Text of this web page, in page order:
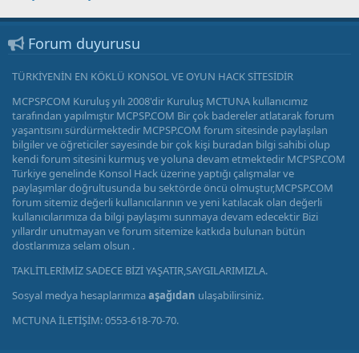
Forum duyurusu
TÜRKİYENİN EN KÖKLÜ KONSOL VE OYUN HACK SİTESİDİR
MCPSP.COM Kuruluş yılı 2008'dir Kuruluş MCTUNA kullanıcımız
tarafından yapılmıştır MCPSP.COM Bir çok badereler atlatarak forum
yaşantısını sürdürmektedir MCPSP.COM forum sitesinde paylaşılan
bilgiler ve öğreticiler sayesinde bir çok kişi buradan bilgi sahibi olup
kendi forum sitesini kurmuş ve yoluna devam etmektedir MCPSP.COM
Türkiye genelinde Konsol Hack üzerine yaptığı çalışmalar ve
paylaşımlar doğrultusunda bu sektörde öncü olmuştur,MCPSP.COM
forum sitemiz değerli kullanıcılarının ve yeni katılacak olan değerli
kullanıcılarımıza da bilgi paylaşımı sunmaya devam edecektir Bizi
yıllardır unutmayan ve forum sitemize katkıda bulunan bütün
dostlarımıza selam olsun .
TAKLİTLERİMİZ SADECE BİZİ YAŞATIR,SAYGILARIMIZLA.
Sosyal medya hesaplarımızaaşağıdan ulaşabilirsiniz.
MCTUNA İLETİŞİM: 0553-618-70-70.